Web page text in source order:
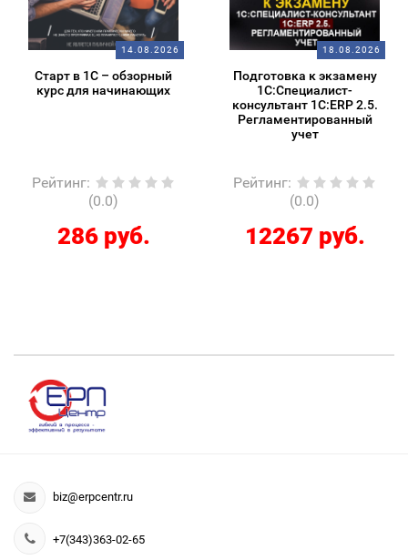
14.08.2026
Старт в 1С – обзорный
курс для начинающих
Рейтинг:
(0.0)
286 руб.
18.08.2026
Подготовка к экзамену
1С:Специалист-
консультант 1С:ERP 2.5.
Регламентированный
учет
Рейтинг:
(0.0)
12267 руб.
biz@erpcentr.ru
+7(343)363-02-65